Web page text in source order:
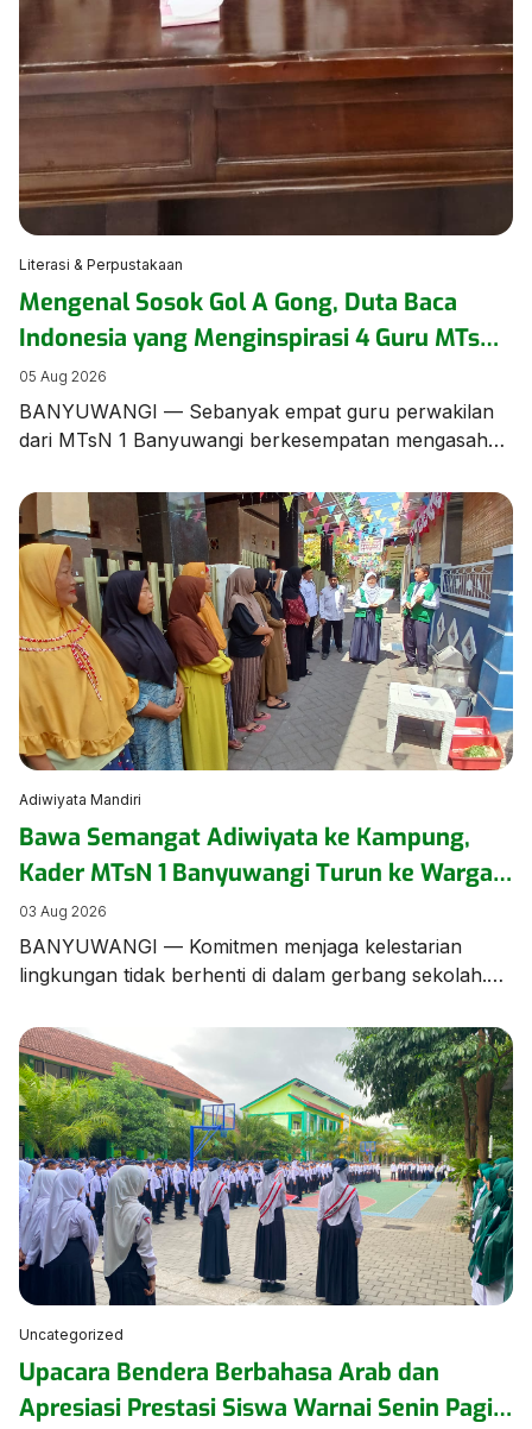
Literasi & Perpustakaan
Mengenal Sosok Gol A Gong, Duta Baca
Indonesia yang Menginspirasi 4 Guru MTsN 1
Banyuwangi dalam Bimtek Menulis Fiksi
Mini
05 Aug 2026
BANYUWANGI — Sebanyak empat guru perwakilan
dari MTsN 1 Banyuwangi berkesempatan mengasah
Menulis Fiksi yang diselenggarakan oleh Dinas
Perpustakaan dan Kearsipan (Dispusip) Kabupaten
Banyuwangi berkolaborasi dengan Dinas Pendidikan
Kabupaten Banyuwangi. Kegiatan berharga ini
menghadirkan sastrawan terkemuka tanah air
sekaligus Duta Baca Indonesia, Gol A Gong, bersama
Komunitas Sahabat Gol […]
Adiwiyata Mandiri
Bawa Semangat Adiwiyata ke Kampung,
Kader MTsN 1 Banyuwangi Turun ke Warga
Edukasi Pengelolaan Sampah
03 Aug 2026
BANYUWANGI — Komitmen menjaga kelestarian
lingkungan tidak berhenti di dalam gerbang sekolah.
langsung ke lingkungan kampung sekitar untuk
menggelar aksi kampanye dan edukasi pengelolaan
sampah bersama warga masyarakat. Aksi ini
merupakan bentuk kepedulian nyata MTsN 1
Banyuwangi dalam merajut sinergi dengan warga
sekitar. Dalam kegiatan tersebut, para […]
Uncategorized
Upacara Bendera Berbahasa Arab dan
Apresiasi Prestasi Siswa Warnai Senin Pagi